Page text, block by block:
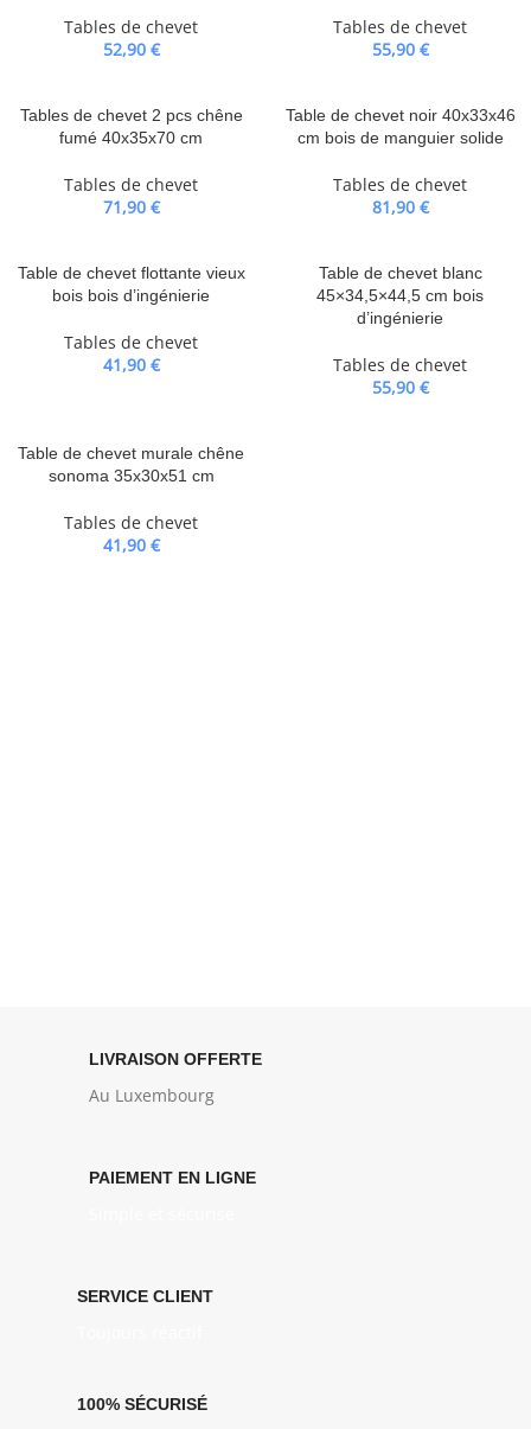
Tables de chevet
52,90 €
Tables de chevet
55,90 €
Tables de chevet 2 pcs chêne
fumé 40x35x70 cm
Tables de chevet
71,90 €
Table de chevet noir 40x33x46
cm bois de manguier solide
Tables de chevet
81,90 €
Table de chevet flottante vieux
bois bois d’ingénierie
Tables de chevet
41,90 €
Table de chevet blanc
45×34,5×44,5 cm bois
d’ingénierie
Tables de chevet
55,90 €
Table de chevet murale chêne
sonoma 35x30x51 cm
Tables de chevet
41,90 €
LIVRAISON OFFERTE
Au Luxembourg
PAIEMENT EN LIGNE
SERVICE CLIENT
100% SÉCURISÉ